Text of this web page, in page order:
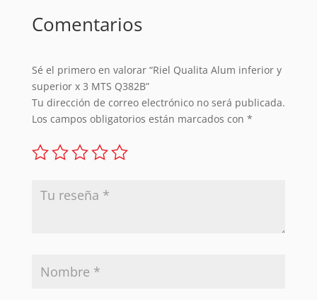
Comentarios
Sé el primero en valorar “Riel Qualita Alum inferior y
superior x 3 MTS Q382B”
Tu dirección de correo electrónico no será publicada.
Los campos obligatorios están marcados con *